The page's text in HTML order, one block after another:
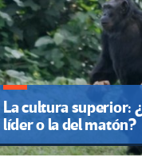
La cultura superior:
líder o la del matón?